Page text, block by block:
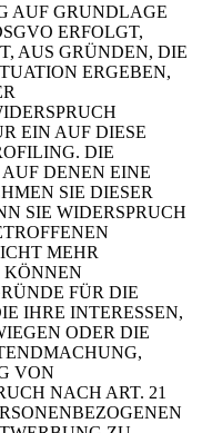
AUF GRUNDLAGE
ERFOLGT,
AUS GRÜNDEN, DIE
ERGEBEN,
EIN AUF DIESE
DIE
DENEN EINE
SIE DIESER
SIE WIDERSPRUCH
MEHR
KÖNNEN
FÜR DIE
IHRE INTERESSEN,
ODER DIE
VON
NACH ART. 21